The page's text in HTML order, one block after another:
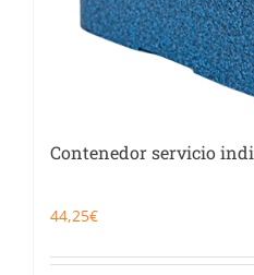
Contenedor servicio
44,25€